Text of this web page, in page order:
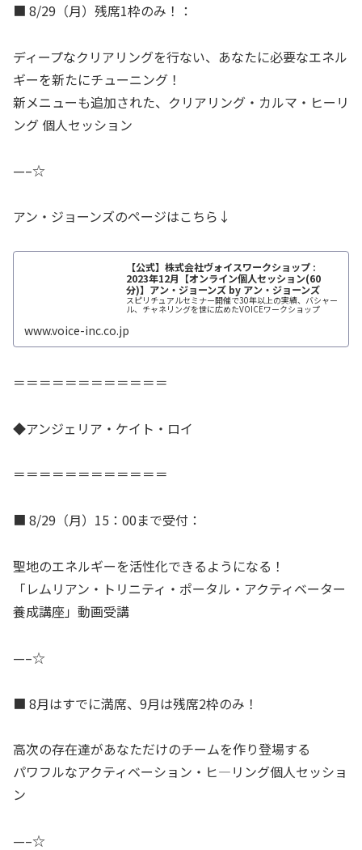
■ 8/29（月）残席1枠のみ！：
ディープなクリアリングを行ない、あなたに必要なエネル
ギーを新たにチューニング！
新メニューも追加された、クリアリング・カルマ・ヒーリ
ング 個人セッション
—–☆
アン・ジョーンズのページはこちら↓
【公式】株式会社ヴォイスワークショップ :
2023年12月【オンライン個人セッション(60
分)】アン・ジョーンズ by アン・ジョーンズ
スピリチュアルセミナー開催で30年以上の実績、バシャー
ル、チャネリングを世に広めたVOICEワークショップ
www.voice-inc.co.jp
＝＝＝＝＝＝＝＝＝＝＝＝
◆アンジェリア・ケイト・ロイ
＝＝＝＝＝＝＝＝＝＝＝＝
■ 8/29（月）15：00まで受付：
聖地のエネルギーを活性化できるようになる！
「レムリアン・トリニティ・ポータル・アクティベーター
養成講座」動画受講
—–☆
■ 8月はすでに満席、9月は残席2枠のみ！
高次の存在達があなただけのチームを作り登場する
パワフルなアクティベーション・ヒ―リング個人セッショ
ン
—–☆